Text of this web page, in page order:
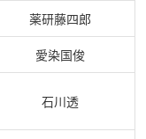
薬研藤四郎
愛染国俊
石川透